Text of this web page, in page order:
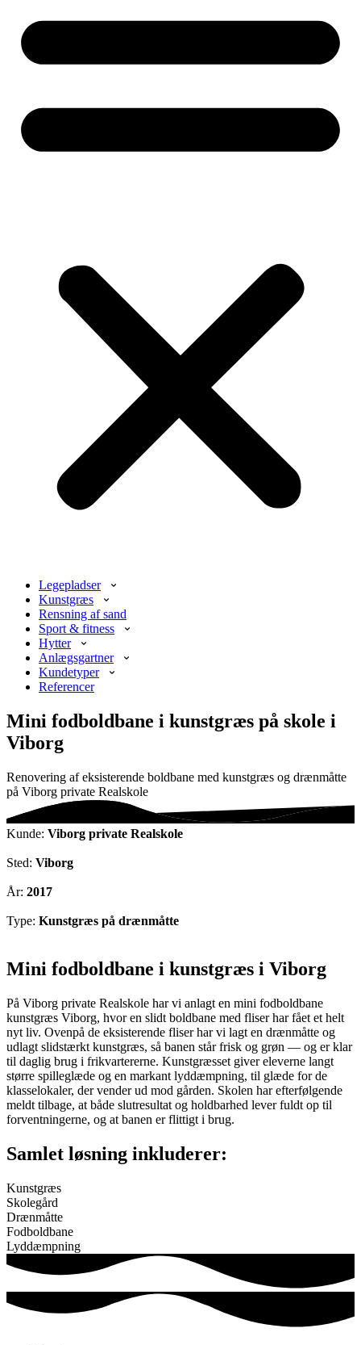
Legepladser
Kunstgræs
Rensning af sand
Sport & fitness
Hytter
Anlægsgartner
Kundetyper
Referencer
Mini fodboldbane i kunstgræs på skole i
Viborg
Renovering af eksisterende boldbane med kunstgræs og drænmåtte
på Viborg private Realskole
Kunde: Viborg private Realskole
Sted: Viborg
År: 2017
Type: Kunstgræs på drænmåtte
Mini fodboldbane i kunstgræs i Viborg
På Viborg private Realskole har vi anlagt en mini fodboldbane
kunstgræs Viborg, hvor en slidt boldbane med fliser har fået et helt
nyt liv. Ovenpå de eksisterende fliser har vi lagt en drænmåtte og
udlagt slidstærkt kunstgræs, så banen står frisk og grøn — og er klar
til daglig brug i frikvartererne. Kunstgræsset giver eleverne langt
større spilleglæde og en markant lyddæmpning, til glæde for de
klasselokaler, der vender ud mod gården. Skolen har efterfølgende
meldt tilbage, at både slutresultat og holdbarhed lever fuldt op til
forventningerne, og at banen er flittigt i brug.
Samlet løsning inkluderer:
Kunstgræs
Skolegård
Drænmåtte
Fodboldbane
Lyddæmpning